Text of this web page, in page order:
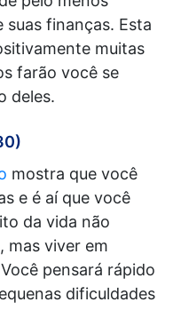
finanças. Esta
muitas
farão você se
deles.
mostra que você
e é aí que você
da vida não
mas viver em
pensará rápido
dificuldades